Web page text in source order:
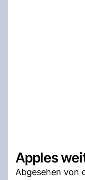
Apples
Abgesehen von